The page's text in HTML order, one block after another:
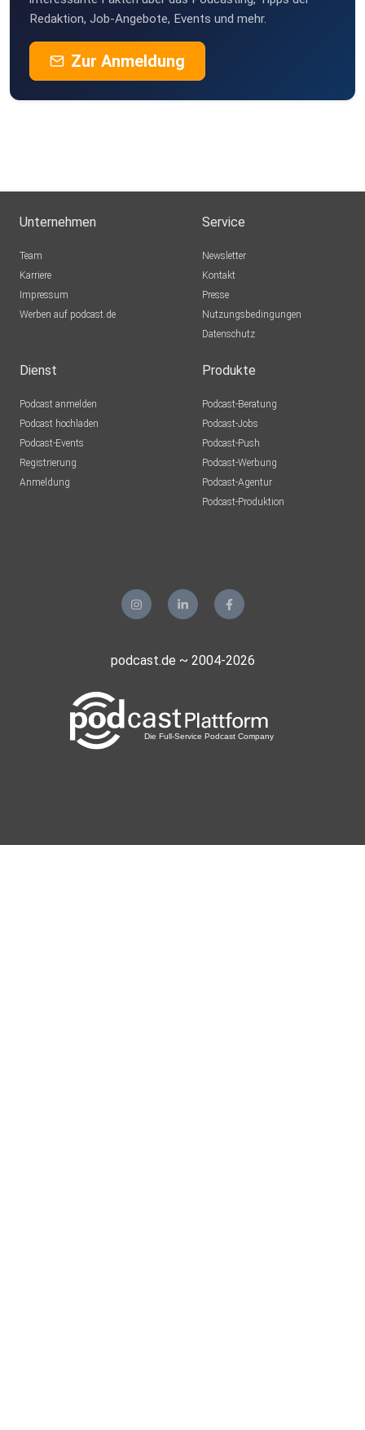
Redaktion, Job-Angebote, Events und mehr.
Zur Anmeldung
Unternehmen
Team
Karriere
Impressum
Werben auf podcast.de
Service
Newsletter
Kontakt
Presse
Nutzungsbedingungen
Datenschutz
Dienst
Podcast anmelden
Podcast hochladen
Podcast-Events
Registrierung
Anmeldung
Produkte
Podcast-Beratung
Podcast-Jobs
Podcast-Push
Podcast-Werbung
Podcast-Agentur
Podcast-Produktion
podcast.de ~ 2004-2026